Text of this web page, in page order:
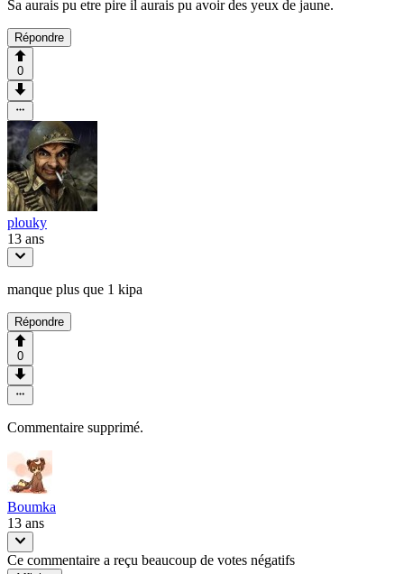
Sa aurais pu etre pire il aurais pu avoir des yeux de jaune.
Répondre
0
plouky
13 ans
manque plus que 1 kipa
Répondre
0
Commentaire supprimé.
Boumka
13 ans
Ce commentaire a reçu beaucoup de votes négatifs